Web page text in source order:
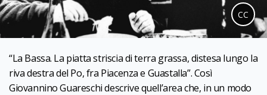
CC
“La Bassa. La piatta striscia di terra grassa, distesa lungo la
riva destra del Po, fra Piacenza e Guastalla”. Così
Giovannino Guareschi descrive quell’area che, in un modo